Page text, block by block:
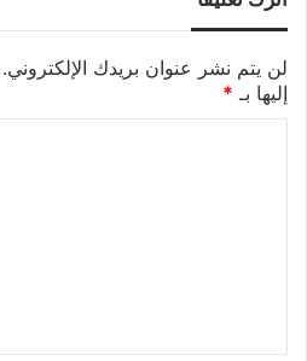
لن يتم نشر عنوان بريدك الإلكتروني.
إليها بـ *